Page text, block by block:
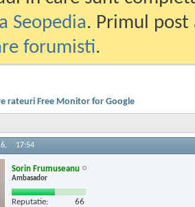
Seopedia. Primul
forumisti.
rateuri Free Monitor for Google
17:54
Sorin Frumuseanu
Ambasador
Reputatie: 66